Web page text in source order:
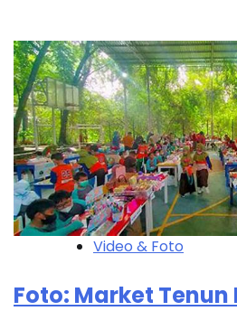
Video & Foto
Foto: Market